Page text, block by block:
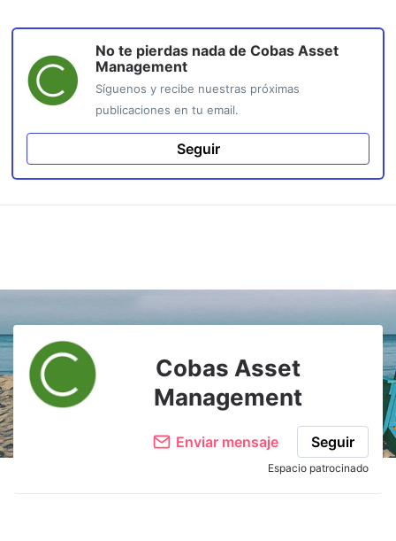
No te pierdas nada de Cobas Asset
Management
Síguenos y recibe nuestras próximas
publicaciones en tu email.
Seguir
Cobas Asset
Management
Enviar mensaje Seguir
Espacio patrocinado